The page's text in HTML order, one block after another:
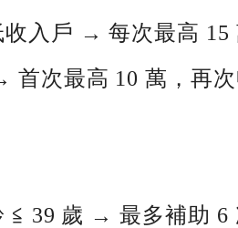
入戶 → 每次最高 15
次最高 10 萬，再
≦ 39 歲 → 最多補助 6